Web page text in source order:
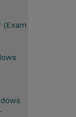
(Exam